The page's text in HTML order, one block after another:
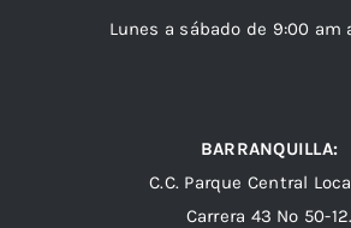
Lunes a sábado de 9:00 am
BARRANQUILLA:
C.C. Parque Central
Carrera 43 Nº 50-12.